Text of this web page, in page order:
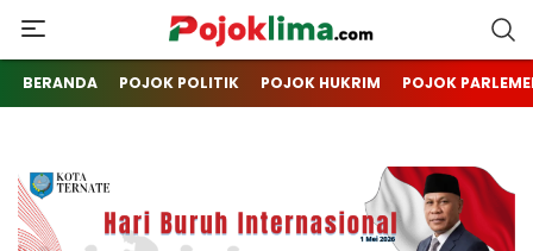
pojoklima.com
Mojokin
BERANDA POJOK POLITIK POJOK HUKRIM POJOK